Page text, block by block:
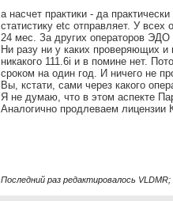
а насчет практики - да
статистику etc отправляет. У
24 мес. За других операторов ЭДО
Ни разу ни у каких проверяющих и
никакого 111.6i и в помине нет.
сроком на один год. И ничего не
Вы, кстати, сами через какого
Я не думаю, что в этом аспекте
Аналогично продлеваем лицензии
Последний раз редактировалось VLDMR;